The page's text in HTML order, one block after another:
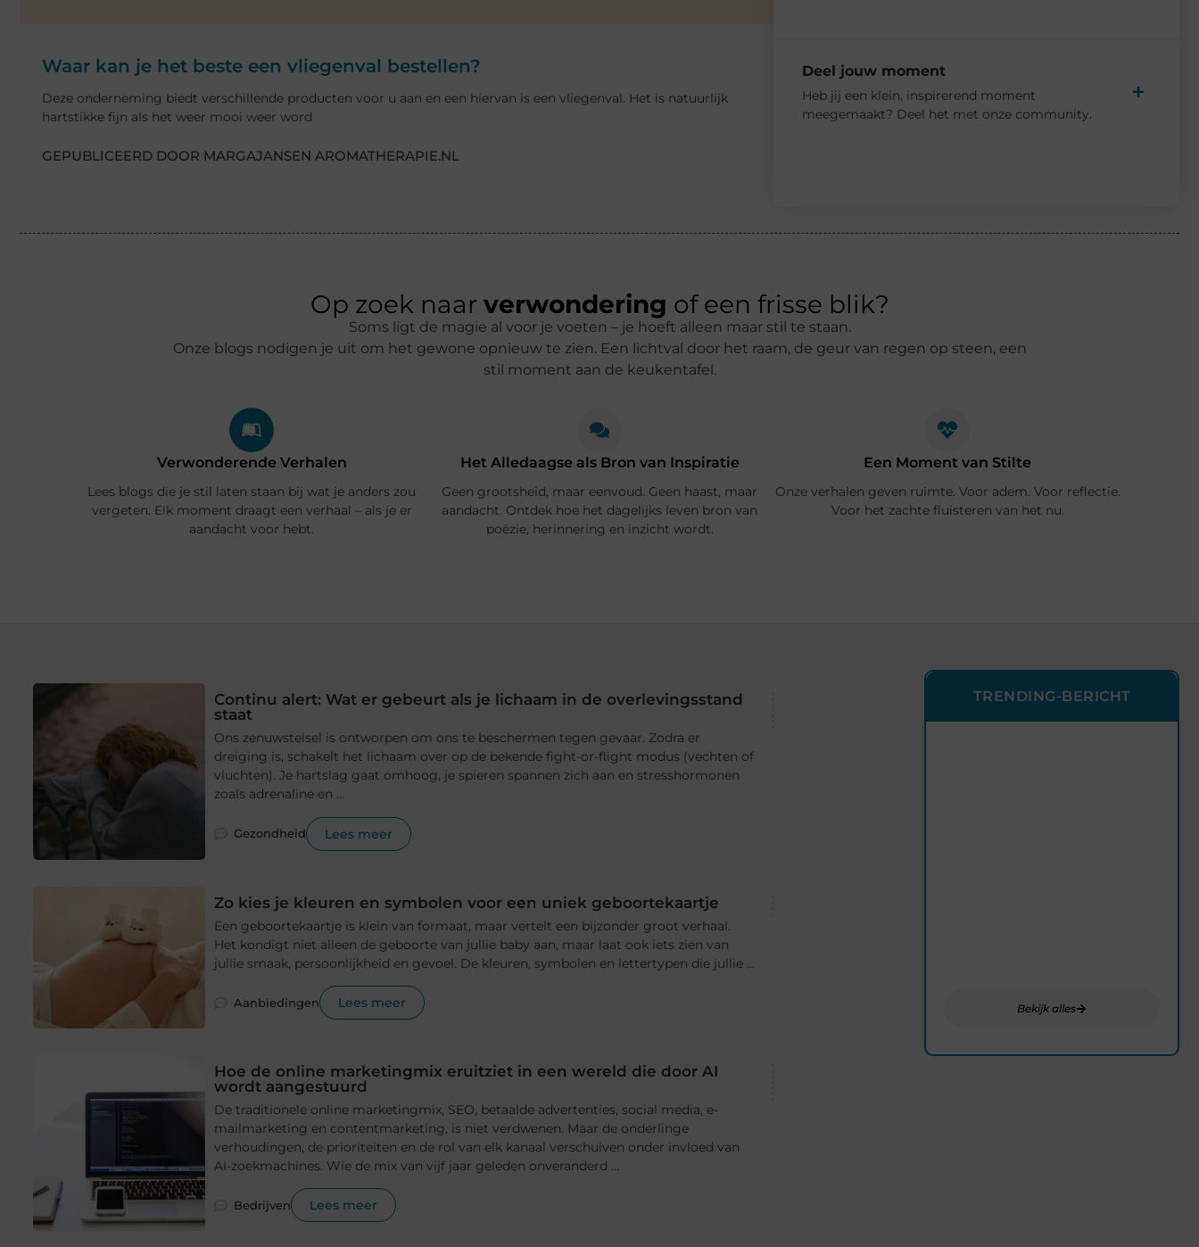
Waar kan je het beste een vliegenval bestellen?
Deze onderneming biedt verschillende producten voor u aan en een hiervan is een vliegenval. Het is natuurlijk
hartstikke fijn als het weer mooi weer word
GEPUBLICEERD DOOR MARGAJANSEN AROMATHERAPIE.NL
Deel jouw moment
Heb jij een klein, inspirerend moment
meegemaakt? Deel het met onze community.
Op zoek naar verwondering of een frisse blik?
Soms ligt de magie al voor je voeten – je hoeft alleen maar stil te staan.
Onze blogs nodigen je uit om het gewone opnieuw te zien. Een lichtval door het raam, de geur van regen op steen, een
stil moment aan de keukentafel.
Verwonderende Verhalen
Lees blogs die je stil laten staan bij wat je anders zou
vergeten. Elk moment draagt een verhaal – als je er
aandacht voor hebt.
Het Alledaagse als Bron van Inspiratie
Geen grootsheid, maar eenvoud. Geen haast, maar
aandacht. Ontdek hoe het dagelijks leven bron van
poëzie, herinnering en inzicht wordt.
Een Moment van Stilte
Onze verhalen geven ruimte. Voor adem. Voor reflectie.
Voor het zachte fluisteren van het nu.
Continu alert: Wat er gebeurt als je lichaam in de overlevingsstand
staat
Ons zenuwstelsel is ontworpen om ons te beschermen tegen gevaar. Zodra er
dreiging is, schakelt het lichaam over op de bekende fight-or-flight modus (vechten of
vluchten). Je hartslag gaat omhoog, je spieren spannen zich aan en stresshormonen
zoals adrenaline en ...
Gezondheid Lees meer
Zo kies je kleuren en symbolen voor een uniek geboortekaartje
Een geboortekaartje is klein van formaat, maar vertelt een bijzonder groot verhaal.
Het kondigt niet alleen de geboorte van jullie baby aan, maar laat ook iets zien van
jullie smaak, persoonlijkheid en gevoel. De kleuren, symbolen en lettertypen die jullie ...
Aanbiedingen Lees meer
Hoe de online marketingmix eruitziet in een wereld die door AI
wordt aangestuurd
De traditionele online marketingmix, SEO, betaalde advertenties, social media, e-
mailmarketing en contentmarketing, is niet verdwenen. Maar de onderlinge
verhoudingen, de prioriteiten en de rol van elk kanaal verschuiven onder invloed van
AI-zoekmachines. Wie de mix van vijf jaar geleden onveranderd ...
Bedrijven Lees meer
TRENDING-BERICHT
Bekijk alles